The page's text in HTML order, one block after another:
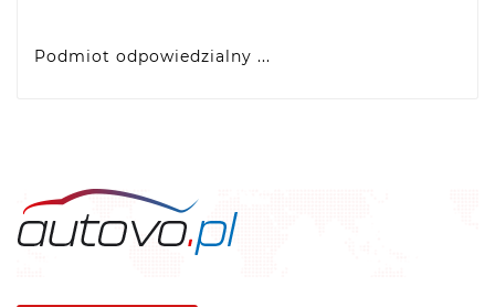
Podmiot odpowiedzialny ...